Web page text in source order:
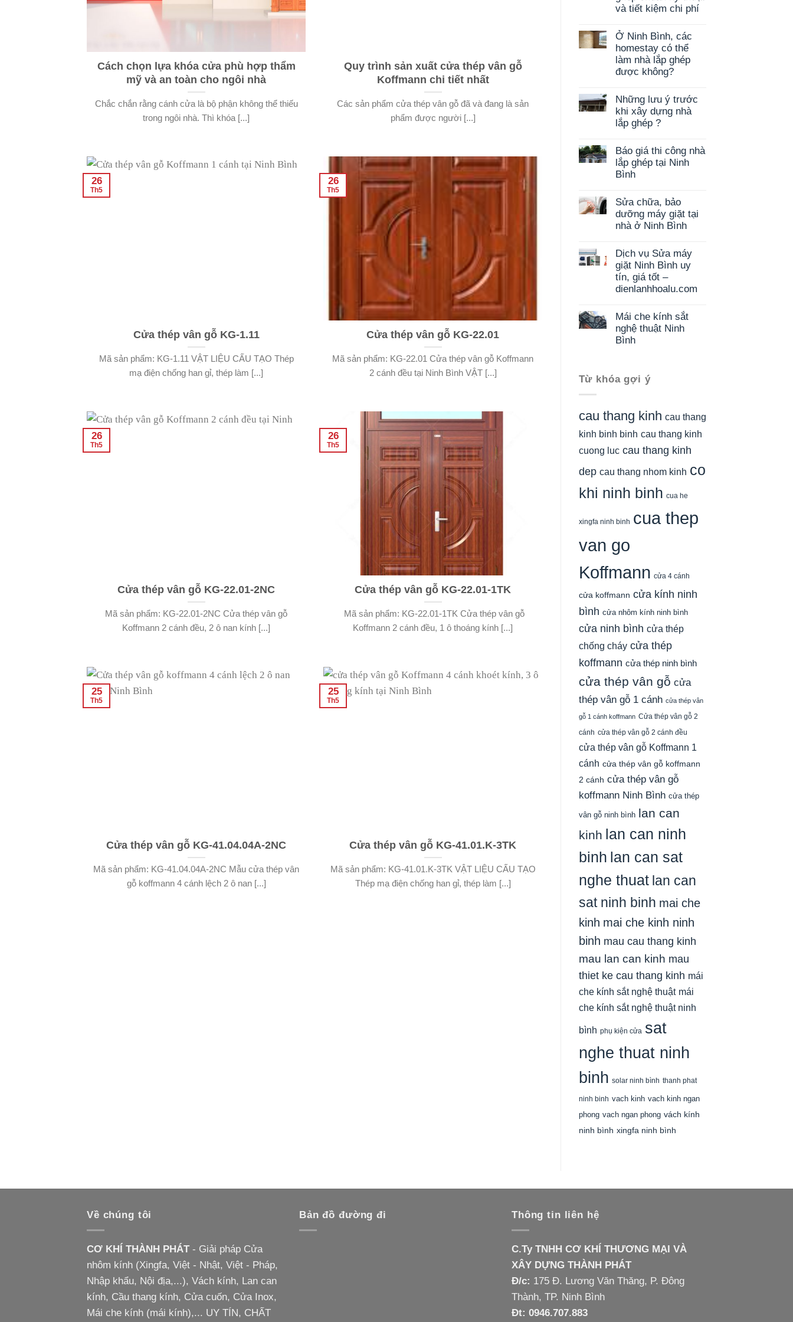
Cách chọn lựa khóa cửa phù hợp thẩm
mỹ và an toàn cho ngôi nhà
Chắc chắn rằng cánh cửa là bộ phận không thể thiếu
trong ngôi nhà. Thì khóa [...]
Quy trình sản xuất cửa thép vân gỗ
Koffmann chi tiết nhất
Các sản phẩm cửa thép vân gỗ đã và đang là sản
phẩm được người [...]
Cửa thép vân gỗ KG-1.11
Mã sản phẩm: KG-1.11 VẬT LIỆU CẤU TẠO Thép
mạ điện chống han gỉ, thép làm [...]
26
Th5
Cửa thép vân gỗ KG-22.01
Mã sản phẩm: KG-22.01 Cửa thép vân gỗ Koffmann
2 cánh đều tại Ninh Bình VẬT [...]
26
Th5
Cửa thép vân gỗ KG-22.01-2NC
Mã sản phẩm: KG-22.01-2NC Cửa thép vân gỗ
Koffmann 2 cánh đều, 2 ô nan kính [...]
26
Th5
Cửa thép vân gỗ KG-22.01-1TK
Mã sản phẩm: KG-22.01-1TK Cửa thép vân gỗ
Koffmann 2 cánh đều, 1 ô thoáng kính [...]
26
Th5
Cửa thép vân gỗ KG-41.04.04A-2NC
Mã sản phẩm: KG-41.04.04A-2NC Mẫu cửa thép vân
gỗ koffmann 4 cánh lệch 2 ô nan [...]
25
Th5
Cửa thép vân gỗ KG-41.01.K-3TK
Mã sản phẩm: KG-41.01.K-3TK VẬT LIỆU CẤU TẠO
Thép mạ điện chống han gỉ, thép làm [...]
25
Th5
và tiết kiệm chi phí
Ở Ninh Bình, các
homestay có thể
làm nhà lắp ghép
được không?
Những lưu ý trước
khi xây dựng nhà
lắp ghép ?
Báo giá thi công nhà
lắp ghép tại Ninh
Bình
Sửa chữa, bảo
dưỡng máy giặt tại
nhà ở Ninh Bình
Dịch vụ Sửa máy
giặt Ninh Bình uy
tín, giá tốt –
dienlanhhoalu.com
Mái che kính sắt
nghệ thuật Ninh
Bình
Từ khóa gợi ý
cau thang kinh cau thang
kinh binh binh cau thang kinh
cuong luc cau thang kinh
dep cau thang nhom kinh co
khi ninh binh cua he
xingfa ninh binh cua thep
van go
Koffmann cửa 4 cánh
cửa koffmann cửa kính ninh
bình cửa nhôm kính ninh bình
cửa ninh bình cửa thép
chống cháy cửa thép
koffmann cửa thép ninh bình
cửa thép vân gỗ cửa
thép vân gỗ 1 cánh cửa thép vân
gỗ 1 cánh koffmann Cửa thép vân gỗ 2
cánh cửa thép vân gỗ 2 cánh đều
cửa thép vân gỗ Koffmann 1
cánh cửa thép vân gỗ koffmann
2 cánh cửa thép vân gỗ
koffmann Ninh Bình cửa thép
vân gỗ ninh bình lan can
kinh lan can ninh
binh lan can sat
nghe thuat lan can
sat ninh binh mai che
kinh mai che kinh ninh
binh mau cau thang kinh
mau lan can kinh mau
thiet ke cau thang kinh mái
che kính sắt nghệ thuật mái
che kính sắt nghệ thuật ninh
bình phụ kiện cửa sat
nghe thuat ninh
binh solar ninh bình thanh phat
ninh binh vach kinh vach kinh ngan
phong vach ngan phong vách kính
ninh bình xingfa ninh bình
Về chúng tôi
CƠ KHÍ THÀNH PHÁT- Giải pháp Cửa
nhôm kính (Xingfa, Việt - Nhật, Việt - Pháp,
Nhập khẩu, Nội địa,...), Vách kính, Lan can
kính, Cầu thang kính, Cửa cuốn, Cửa Inox,
Mái che kính (mái kính),... UY TÍN, CHẤT
Bản đồ đường đi Thông tin liên hệ
C.Ty TNHH CƠ KHÍ THƯƠNG MẠI VÀ
XÂY DỰNG THÀNH PHÁT
Đ/c: 175 Đ. Lương Văn Thăng, P. Đông
Thành, TP. Ninh Bình
Đt: 0946.707.883